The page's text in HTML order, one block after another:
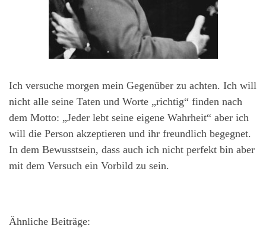
Ich versuche morgen mein Gegenüber zu achten. Ich will
nicht alle seine Taten und Worte „richtig“ finden nach
dem Motto: „Jeder lebt seine eigene Wahrheit“ aber ich
will die Person akzeptieren und ihr freundlich begegnet.
In dem Bewusstsein, dass auch ich nicht perfekt bin aber
mit dem Versuch ein Vorbild zu sein.
Ähnliche Beiträge: